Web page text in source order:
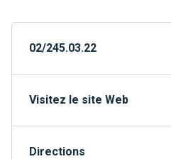
02/245.03.22
Visitez le site Web
Directions